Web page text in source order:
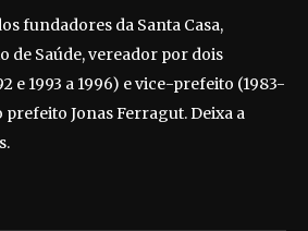
fundadores da Santa Casa,
de Saúde, vereador por dois
e 1993 a 1996) e vice-prefeito (1983-
Jonas Ferragut. Deixa a